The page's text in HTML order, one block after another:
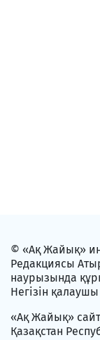
© «Ақ Жайық»
Редакциясы
наурызында
Негізін қалаушы
«Ақ Жайық»
Қазақстан